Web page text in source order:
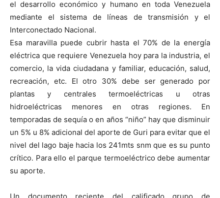
el desarrollo económico y humano en toda Venezuela
mediante el sistema de líneas de transmisión y el
Interconectado Nacional.
Esa maravilla puede cubrir hasta el 70% de la energía
eléctrica que requiere Venezuela hoy para la industria, el
comercio, la vida ciudadana y familiar, educación, salud,
recreación, etc. El otro 30% debe ser generado por
plantas y centrales termoeléctricas u otras
hidroeléctricas menores en otras regiones. En
temporadas de sequía o en años “niño” hay que disminuir
un 5% u 8% adicional del aporte de Guri para evitar que el
nivel del lago baje hacia los 241mts snm que es su punto
crítico. Para ello el parque termoeléctrico debe aumentar
su aporte.